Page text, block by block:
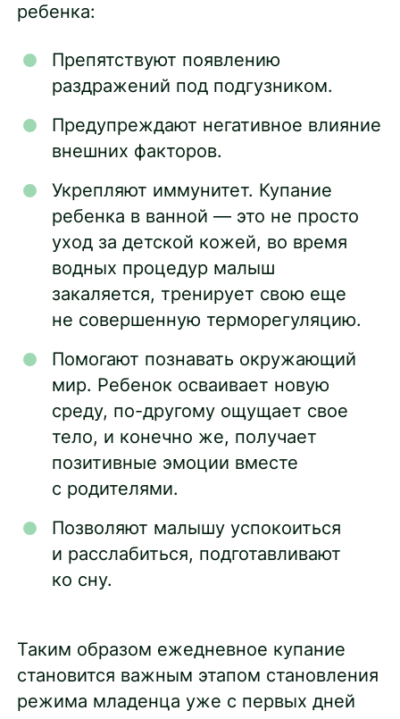
ребенка:
Препятствуют появлению
раздражений под подгузником.
Предупреждают негативное влияние
внешних факторов.
Укрепляют иммунитет. Купание
ребенка в ванной — это не просто
уход за детской кожей, во время
водных процедур малыш
закаляется, тренирует свою еще
не совершенную терморегуляцию.
Помогают познавать окружающий
мир. Ребенок осваивает новую
среду, по-другому ощущает свое
тело, и конечно же, получает
позитивные эмоции вместе
с родителями.
Позволяют малышу успокоиться
и расслабиться, подготавливают
ко сну.
Таким образом ежедневное купание
становится важным этапом становления
режима младенца уже с первых дней